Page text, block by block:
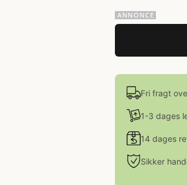
Fri fragt
1-3 dages
14 dages
Sikker